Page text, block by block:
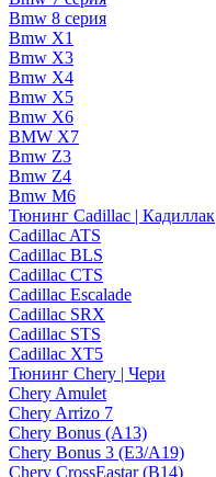
Bmw 8 серия
Bmw X1
Bmw X3
Bmw X4
Bmw X5
Bmw X6
BMW X7
Bmw Z3
Bmw Z4
Bmw М6
Тюнинг Cadillac | Кадиллак
Cadillac ATS
Cadillac BLS
Cadillac CTS
Cadillac Escalade
Cadillac SRX
Cadillac STS
Cadillac XT5
Тюнинг Chery | Чери
Chery Amulet
Chery Arrizo 7
Chery Bonus (A13)
Chery Bonus 3 (E3/A19)
Chery CrossEastar (B14)